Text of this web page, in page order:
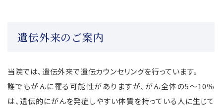
遺伝外来のご案内
当院では、遺伝外来で遺伝カウンセリングを行っています。
誰でもがんに罹る可能性がありますが、がん全体の5～10％
は、遺伝的にがんを発症しやすい体質を持っている人に生じて